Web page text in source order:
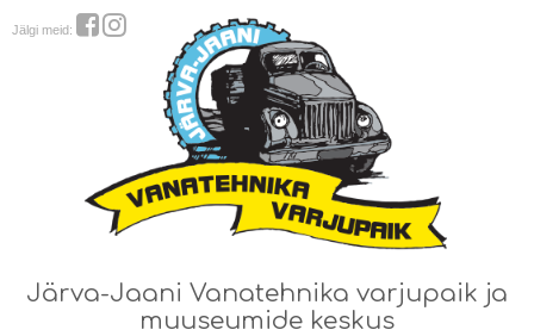
Jälgi meid:
Järva-Jaani Vanatehnika varjupaik ja
muuseumide keskus